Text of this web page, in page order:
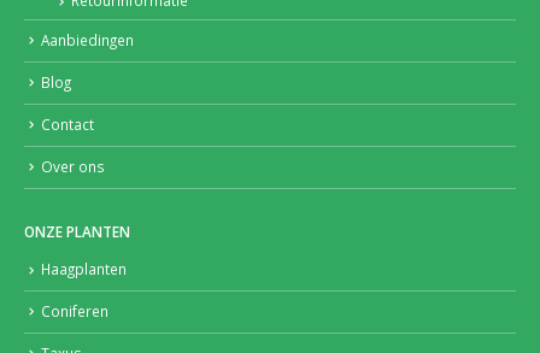
Aanbiedingen
Blog
Contact
Over ons
ONZE PLANTEN
Haagplanten
Coniferen